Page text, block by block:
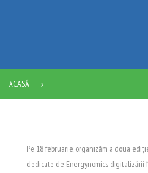
ACASĂ
Pe 18 februarie, organizăm a doua
dedicate de Energynomics